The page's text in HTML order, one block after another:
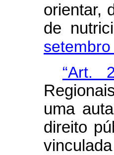
orientar,
de
“Art.
uma
direito